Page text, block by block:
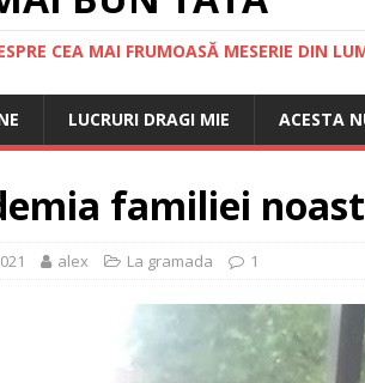
CEA MAI FRUMOASĂ MESERIE DIN
LUCRURI DRAGI MIE ACESTA
familiei
alex La gramada 1